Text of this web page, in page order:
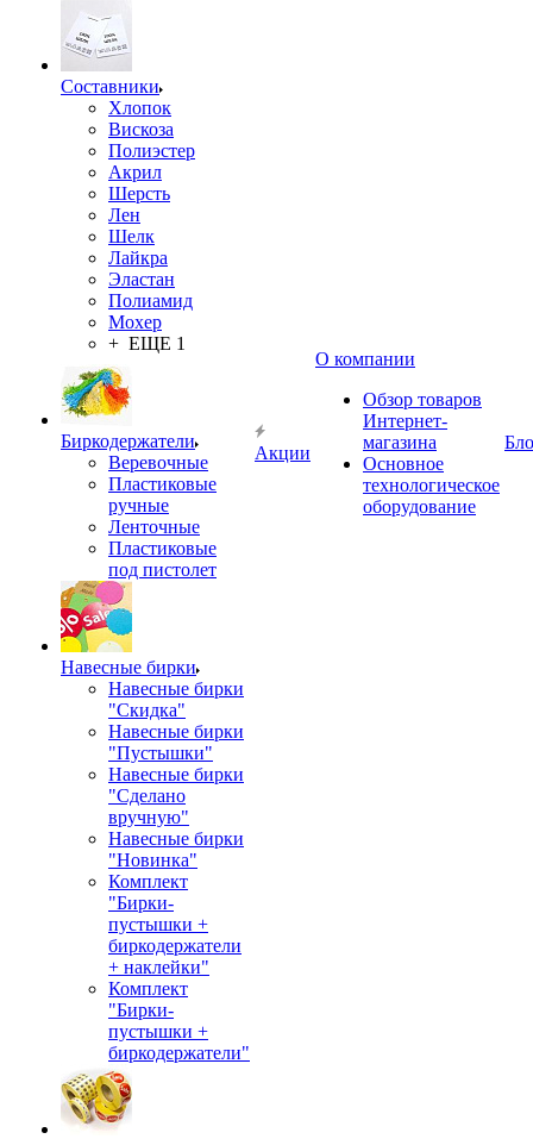
Составники
Хлопок
Вискоза
Полиэстер
Акрил
Шерсть
Лен
Шелк
Лайкра
Эластан
Полиамид
Мохер
+ ЕЩЕ 1
Биркодержатели
Веревочные
Пластиковые
ручные
Ленточные
Пластиковые
под пистолет
Навесные бирки
Навесные бирки
"Скидка"
Навесные бирки
"Пустышки"
Навесные бирки
"Сделано
вручную"
Навесные бирки
"Новинка"
Комплект
"Бирки-
пустышки +
биркодержатели
+ наклейки"
Комплект
"Бирки-
пустышки +
биркодержатели"
Акции
О компании
Обзор товаров
Интернет-
магазина
Основное
технологическое
оборудование